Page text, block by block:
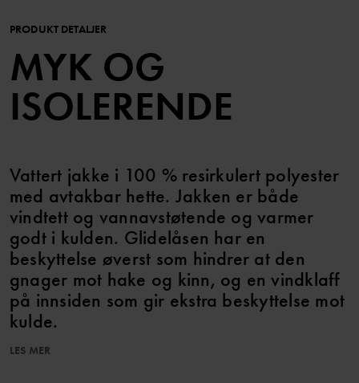
PRODUKT DETALJER
MYK OG
ISOLERENDE
Vattert jakke i 100 % resirkulert polyester
med avtakbar hette. Jakken er både
vindtett og vannavstøtende og varmer
godt i kulden. Glidelåsen har en
beskyttelse øverst som hindrer at den
gnager mot hake og kinn, og en vindklaff
på innsiden som gir ekstra beskyttelse mot
kulde.
LES MER